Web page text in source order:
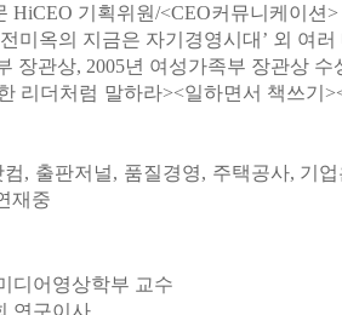
HiCEO 기획위원/<CEO커뮤니케이션
미옥의 지금은 자기경영시대’ 외 여
장관상, 2005년 여성가족부 장관상 수
리더처럼 말하라><일하면서 책쓰기
, 출판저널, 품질경영, 주택공사, 기
재중
디어영상학부 교수